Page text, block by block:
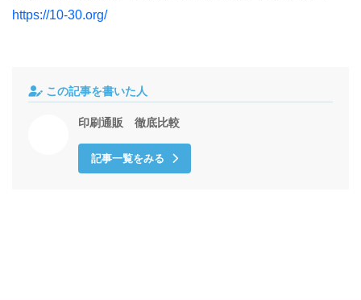
https://10-30.org/
この記事を書いた人
印刷通販 徹底比較
記事一覧をみる